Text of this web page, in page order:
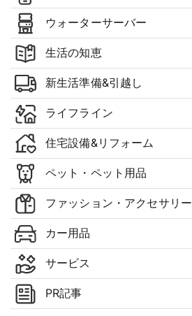
ウォーターサーバー
生活の知恵
新生活準備&引越し
ライフライン
住宅設備&リフォーム
ペット・ペット用品
ファッション・アクセサリー
カー用品
サービス
PR記事